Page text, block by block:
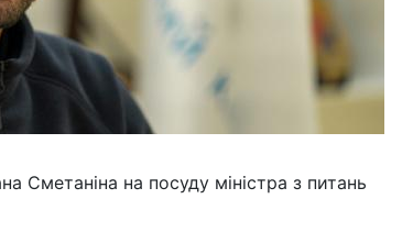
Сметаніна на посуду міністра з питань